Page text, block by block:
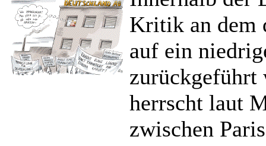
Kritik an dem
auf ein
zurückgeführt
herrscht laut
zwischen